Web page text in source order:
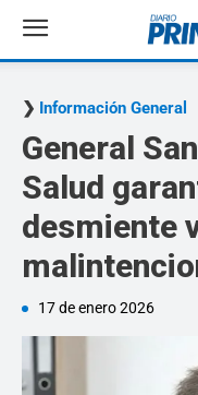
Información General
General
Salud
desmiente
17 de enero 2026